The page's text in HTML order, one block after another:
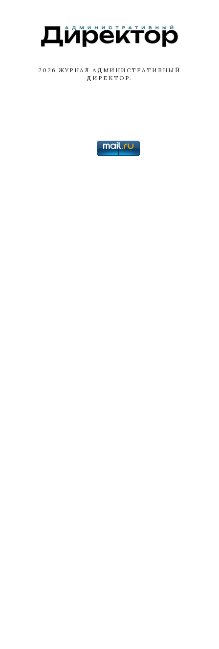
2026 ЖУРНАЛ АДМИНИСТРАТИВНЫЙ
ДИРЕКТОР.